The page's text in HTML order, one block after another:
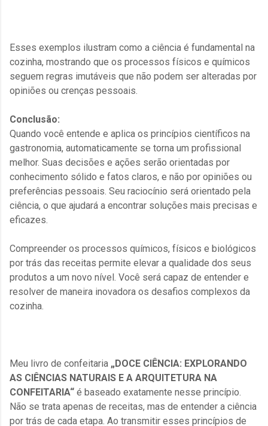
Esses exemplos ilustram como a ciência é fundamental na
cozinha, mostrando que os processos físicos e químicos
seguem regras imutáveis que não podem ser alteradas por
opiniões ou crenças pessoais.
Conclusão:
Quando você entende e aplica os princípios científicos na
gastronomia, automaticamente se torna um profissional
melhor. Suas decisões e ações serão orientadas por
conhecimento sólido e fatos claros, e não por opiniões ou
preferências pessoais. Seu raciocínio será orientado pela
ciência, o que ajudará a encontrar soluções mais precisas e
eficazes.
Compreender os processos químicos, físicos e biológicos
por trás das receitas permite elevar a qualidade dos seus
produtos a um novo nível. Você será capaz de entender e
resolver de maneira inovadora os desafios complexos da
cozinha.
Meu livro de confeitaria „DOCE CIÊNCIA: EXPLORANDO
AS CIÊNCIAS NATURAIS E A ARQUITETURA NA
CONFEITARIA“ é baseado exatamente nesse princípio.
Não se trata apenas de receitas, mas de entender a ciência
por trás de cada etapa. Ao transmitir esses princípios de